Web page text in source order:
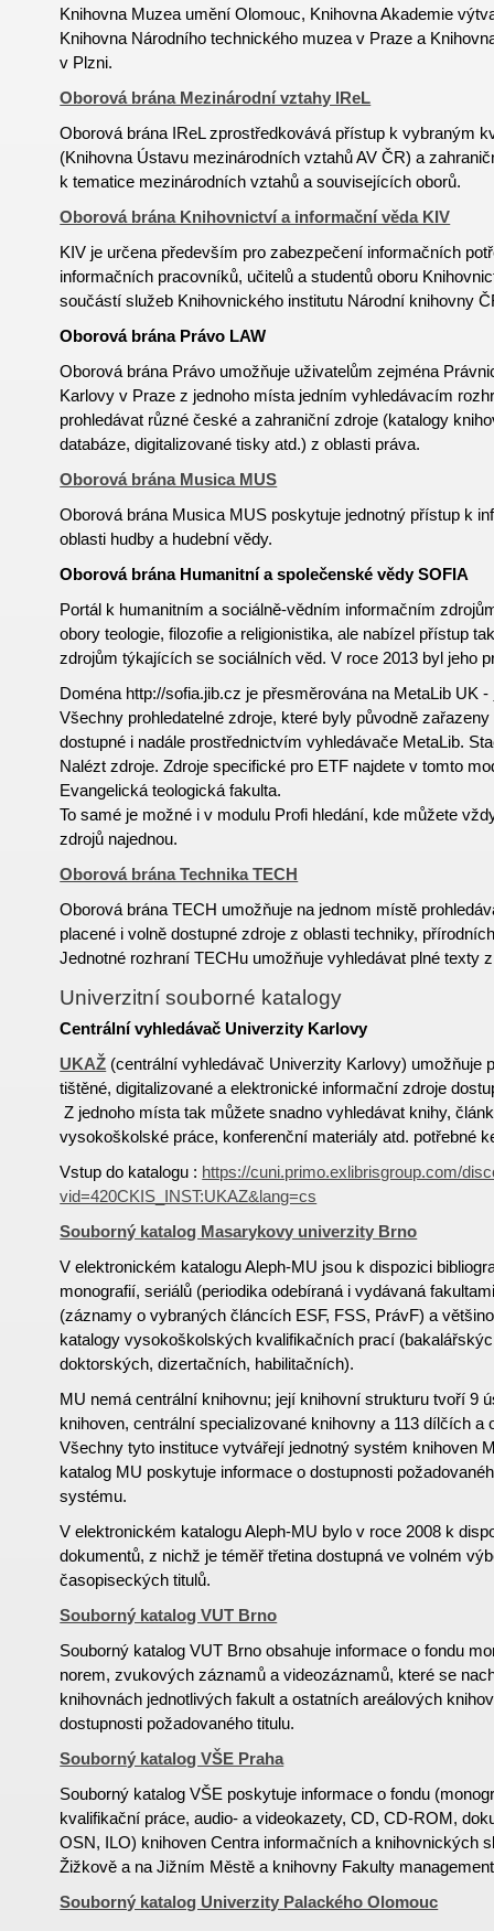
Knihovna Muzea umění Olomouc, Knihovna Akademie
Knihovna Národního technického muzea v Praze a
v Plzni.
Oborová brána Mezinárodní vztahy IReL
Oborová brána IReL zprostředkovává přístup k vybraným
(Knihovna Ústavu mezinárodních vztahů AV ČR) a
k tematice mezinárodních vztahů a souvisejících oborů.
Oborová brána Knihovnictví a informační věda KIV
KIV je určena především pro zabezpečení informačních
informačních pracovníků, učitelů a studentů oboru
součástí služeb Knihovnického institutu Národní knihovny
Oborová brána Právo LAW
Oborová brána Právo umožňuje uživatelům zejména
Karlovy v Praze z jednoho místa jedním vyhledávacím
prohledávat různé české a zahraniční zdroje (katalogy
databáze, digitalizované tisky atd.) z oblasti práva.
Oborová brána Musica MUS
Oborová brána Musica MUS poskytuje jednotný přístup k
oblasti hudby a hudební vědy.
Oborová brána Humanitní a společenské vědy SOFIA
Portál k humanitním a sociálně-vědním informačním
obory teologie, filozofie a religionistika, ale nabízel přístup
zdrojům týkajících se sociálních věd. V roce 2013 byl jeho
Doména http://sofia.jib.cz je přesměrována na MetaLib UK -
Všechny prohledatelné zdroje, které byly původně
dostupné i nadále prostřednictvím vyhledávače MetaLib.
Nalézt zdroje. Zdroje specifické pro ETF najdete v tomto
Evangelická teologická fakulta.
To samé je možné i v modulu Profi hledání, kde můžete
zdrojů najednou.
Oborová brána Technika TECH
Oborová brána TECH umožňuje na jednom místě
placené i volnědostupné zdroje z oblasti techniky,
Jednotné rozhraní TECHu umožňuje vyhledávat plné texty
Univerzitní souborné katalogy
Centrální vyhledávač Univerzity Karlovy
UKAŽ (centrální vyhledávač Univerzity Karlovy) umožňuje
tištěné, digitalizované a elektronické informační zdroje
Z jednoho místa tak můžete snadno vyhledávat knihy,
vysokoškolské práce, konferenční materiály atd. potřebné
Vstup do katalogu : https://cuni.primo.exlibrisgroup.com/
vid=420CKIS_INST:UKAZ&lang=cs
Souborný katalog Masarykovy univerzity Brno
V elektronickém katalogu Aleph-MU jsou k dispozici
monografií, seriálů (periodika odebíraná i vydávaná
(záznamy o vybraných článcích ESF, FSS, PrávF) a
katalogy vysokoškolských kvalifikačních prací
doktorských, dizertačních, habilitačních).
MU nemá centrální knihovnu; její knihovní strukturu tvoří 9
knihoven, centrální specializované knihovny a 113 dílčích a
Všechny tyto instituce vytvářejí jednotný systém knihoven
katalog MU poskytuje informace o dostupnosti
systému.
V elektronickém katalogu Aleph-MU bylo v roce 2008 k
dokumentů, z nichž je téměř třetina dostupná ve volném
časopiseckých titulů.
Souborný katalog VUT Brno
Souborný katalog VUT Brno obsahuje informace o fondu
norem, zvukových záznamů a videozáznamů, které se
knihovnách jednotlivých fakult a ostatních areálových
dostupnosti požadovaného titulu.
Souborný katalog VŠE Praha
Souborný katalog VŠE poskytuje informace o fondu
kvalifikační práce, audio- a videokazety, CD, CD-ROM,
OSN, ILO) knihoven Centra informačních a knihovnických
Žižkově a na Jižním Městě a knihovny Fakulty
Souborný katalog Univerzity Palackého Olomouc